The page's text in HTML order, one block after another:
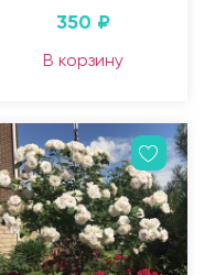
350 ₽
В корзину